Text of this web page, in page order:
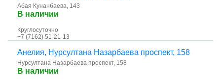
​Абая Кунанбаева, 143
В наличии
Круглосуточно
+7 (7162) 51-21-13
Анелия, ​Нурсултана Назарбаева проспект, 158
​Нурсултана Назарбаева проспект, 158
В наличии